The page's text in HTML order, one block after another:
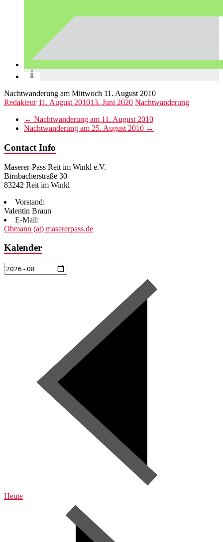
Nachtwanderung am Mittwoch 11. August 2010
Redakteur 11. August 201013. Juni 2020 Nachtwanderung
← Nachtwanderung am 11. August 2010
Nachtwanderung am 25. August 2010 →
Contact Info
Maserer-Pass Reit im Winkl e.V.
Birnbacherstraße 30
83242 Reit im Winkl
Vorstand:
Valentin Braun
E-Mail:
Obmann (at) masererpass.de
Kalender
Heute